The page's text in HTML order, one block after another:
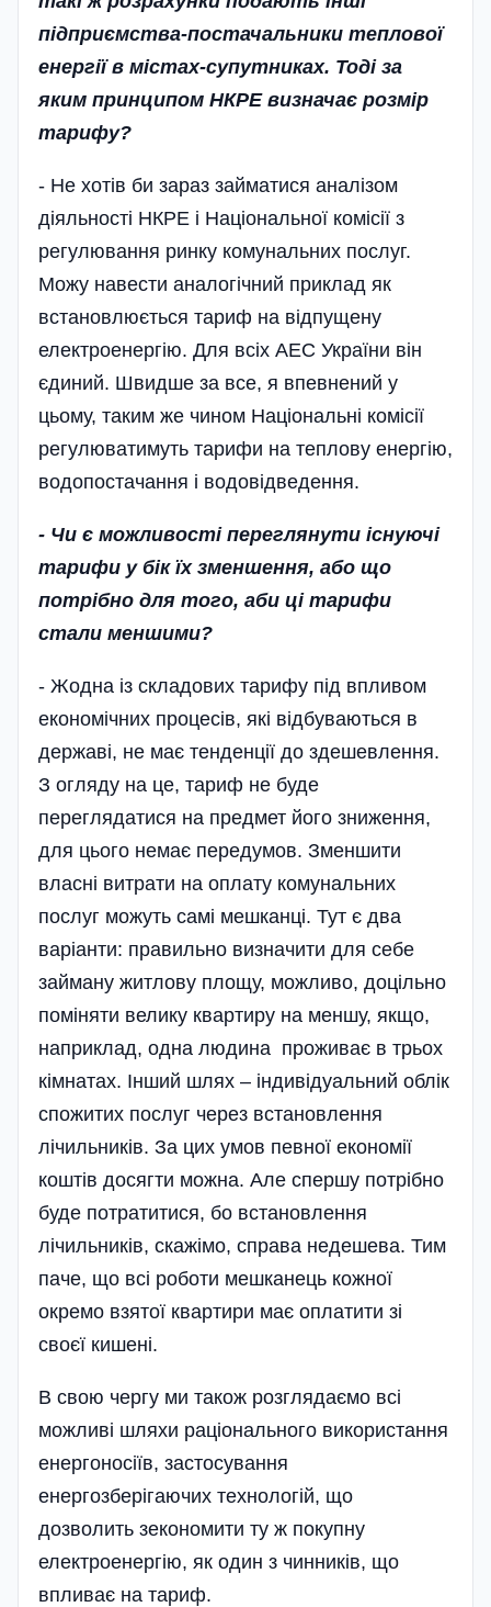
підприємства-постачальники теплової
енергії в містах-супутниках. Тоді за
яким принципом НКРЕ визначає розмір
тарифу?
- Не хотів би зараз займатися аналізом
діяльності НКРЕ і Національної комісії з
регулювання ринку комунальних послуг.
Можу навести аналогічний приклад як
встановлюється тариф на відпущену
електроенергію. Для всіх АЕС України він
єдиний. Швидше за все, я впевнений у
цьому, таким же чином Національні комісії
регулюватимуть тарифи на теплову енергію,
водопостачання і водовідведення.
- Чи є можливості переглянути існуючі
тарифи у бік їх зменшення, або що
потрібно для того, аби ці тарифи
стали меншими?
- Жодна із складових тарифу під впливом
економічних процесів, які відбуваються в
державі, не має тенденції до здешевлення.
З огляду на це, тариф не буде
переглядатися на предмет його зниження,
для цього немає передумов. Зменшити
власні витрати на оплату комунальних
послуг можуть самі мешканці. Тут є два
варіанти: правильно визначити для себе
займану житлову площу, можливо, доцільно
поміняти велику квартиру на меншу, якщо,
наприклад, одна людина проживає в трьох
кімнатах. Інший шлях – індивідуальний облік
спожитих послуг через встановлення
лічильників. За цих умов певної економії
коштів досягти можна. Але спершу потрібно
буде потратитися, бо встановлення
лічильників, скажімо, справа недешева. Тим
паче, що всі роботи мешканець кожної
окремо взятої квартири має оплатити зі
своєї кишені.
В свою чергу ми також розглядаємо всі
можливі шляхи раціонального використання
енергоносіїв, застосування
енергозберігаючих технологій, що
дозволить зекономити ту ж покупну
електроенергію, як один з чинників, що
впливає на тариф.